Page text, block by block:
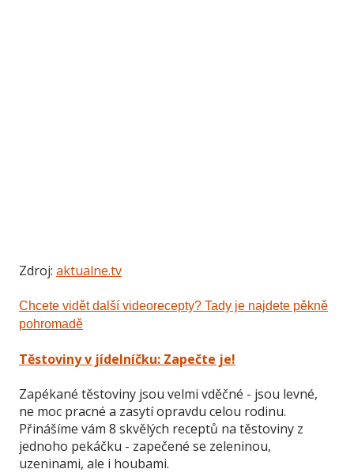
Zdroj: aktualne.tv
Chcete vidět další videorecepty? Tady je najdete pěkně
pohromadě
Těstoviny v jídelníčku: Zapečte je!
Zapékané těstoviny jsou velmi vděčné - jsou levné,
ne moc pracné a zasytí opravdu celou rodinu.
Přinášíme vám 8 skvělých receptů na těstoviny z
jednoho pekáčku - zapečené se zeleninou,
uzeninami, ale i houbami.